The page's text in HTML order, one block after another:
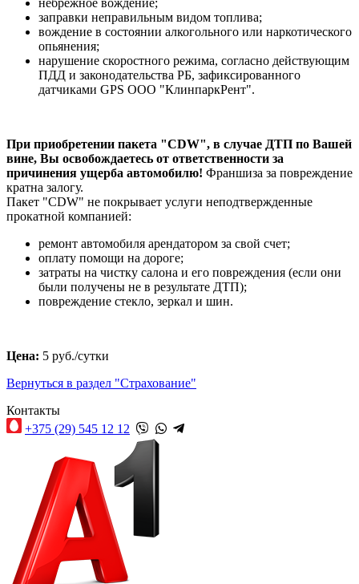
заправки неправильным видом топлива;
вождение в состоянии алкогольного или наркотического
опьянения;
нарушение скоростного режима, согласно действующим
ПДД и законодательства РБ, зафиксированного
датчиками GPS ООО "КлинпаркРент".
При приобретении пакета "CDW", в случае ДТП по Вашей
вине, Вы освобождаетесь от ответственности за
причинения ущерба автомобилю! Франшиза за повреждение
кратна залогу.
Пакет "CDW" не покрывает услуги неподтвержденные
прокатной компанией:
ремонт автомобиля арендатором за свой счет;
оплату помощи на дороге;
затраты на чистку салона и его повреждения (если они
были получены не в результате ДТП);
повреждение стекло, зеркал и шин.
Цена: 5 руб./сутки
Вернуться в раздел "Страхование"
Контакты
+375 (29) 545 12 12